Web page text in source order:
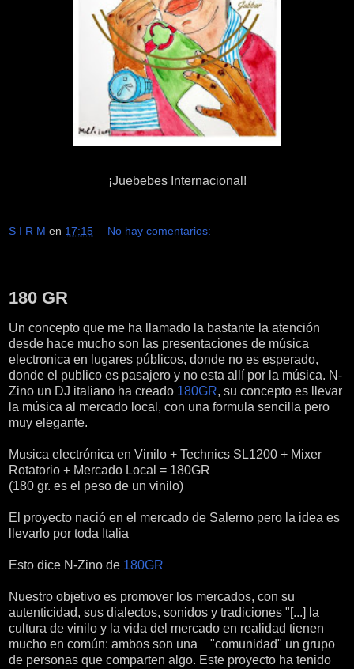
¡Juebebes Internacional!
S I R M en 17:15 No hay comentarios:
180 GR
Un concepto que me ha llamado la bastante la atención
desde hace mucho son las presentaciones de música
electronica en lugares públicos, donde no es esperado,
donde el publico es pasajero y no esta allí por la música. N-
Zino un DJ italiano ha creado 180GR, su concepto es llevar
la música al mercado local, con una formula sencilla pero
muy elegante.
Musica electrónica en Vinilo + Technics SL1200 + Mixer
Rotatorio + Mercado Local = 180GR
(180 gr. es el peso de un vinilo)
El proyecto nació en el mercado de Salerno pero la idea es
llevarlo por toda Italia
Esto dice N-Zino de 180GR
Nuestro objetivo es promover los mercados, con su
autenticidad, sus dialectos, sonidos y tradiciones "[...] la
cultura de vinilo y la vida del mercado en realidad tienen
mucho en común: ambos son una "comunidad" un grupo
de personas que comparten algo. Este proyecto ha tenido